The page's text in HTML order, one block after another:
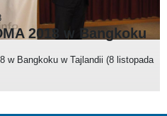
2018 w Bangkoku
w Bangkoku w Tajlandii (8 listopada